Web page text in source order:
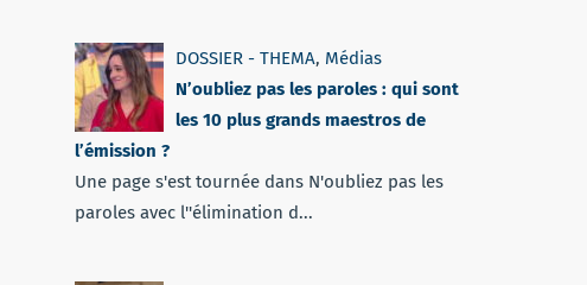
DOSSIER - THEMA, Médias
N’oubliez pas les paroles : qui sont
les 10 plus grands maestros de
l’émission ?
Une page s'est tournée dans N'oubliez pas les
paroles avec l''élimination d...